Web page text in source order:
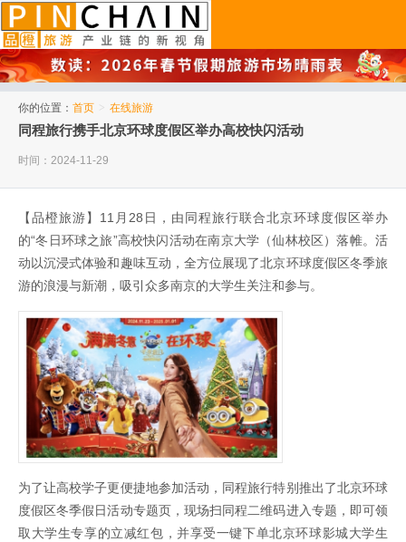
你的位置： 首页 > 在线旅游
同程旅行携手北京环球度假区举办高校快闪活动
时间：2024-11-29
【品橙旅游】11月28日，由同程旅行联合北京环球度假区举办
的“冬日环球之旅”高校快闪活动在南京大学（仙林校区）落帷。活
动以沉浸式体验和趣味互动，全方位展现了北京环球度假区冬季旅
游的浪漫与新潮，吸引众多南京的大学生关注和参与。
为了让高校学子更便捷地参加活动，同程旅行特别推出了北京环球
度假区冬季假日活动专题页，现场扫同程二维码进入专题，即可领
取大学生专享的立减红包，并享受一键下单北京环球影城大学生